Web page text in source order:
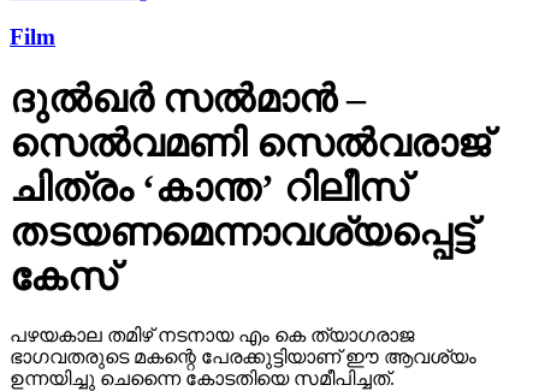
Film
ദുല്‍ഖര്‍ സല്‍മാന്‍ –
സെല്‍വമണി സെല്‍വരാജ്
ചിത്രം ‘കാന്ത’ റിലീസ്
തടയണമെന്നാവശ്യപ്പെട്ട്
കേസ്
പഴയകാല തമിഴ് നടനായ എം കെ ത്യാഗരാജ
ഭാഗവതരുടെ മകന്റെ പേരക്കുട്ടിയാണ് ഈ ആവശ്യം
ഉന്നയിച്ചു ചെന്നൈ കോടതിയെ സമീപിച്ചത്.